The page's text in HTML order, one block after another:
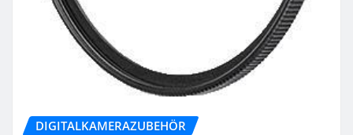
DIGITALKAMERAZUBEHÖR